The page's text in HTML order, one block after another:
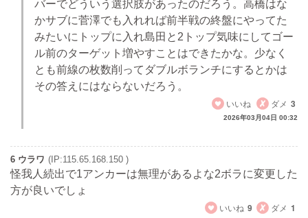
バーでどういう選択肢があったのだろう。高橋はな
かサブに菅澤でも入れれば前半戦の終盤にやってた
みたいにトップに入れ島田と2トップ気味にしてゴー
ル前のターゲット増やすことはできたかな。少なく
とも前線の枚数削ってダブルボランチにするとかは
その答えにはならないだろう。
いいね
ダメ 3
2026年03月04日 00:32
6 ウラワ (IP:115.65.168.150 )
怪我人続出で1アンカーは無理があるよな2ボラに変更した
方が良いでしょ
いいね 9 ダメ 1